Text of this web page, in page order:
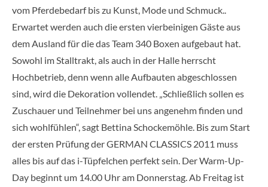
vom Pferdebedarf bis zu Kunst, Mode und Schmuck..
Erwartet werden auch die ersten vierbeinigen Gäste aus
dem Ausland für die das Team 340 Boxen aufgebaut hat.
Sowohl im Stalltrakt, als auch in der Halle herrscht
Hochbetrieb, denn wenn alle Aufbauten abgeschlossen
sind, wird die Dekoration vollendet. „Schließlich sollen es
Zuschauer und Teilnehmer bei uns angenehm finden und
sich wohlfühlen“, sagt Bettina Schockemöhle. Bis zum Start
der ersten Prüfung der GERMAN CLASSICS 2011 muss
alles bis auf das i-Tüpfelchen perfekt sein. Der Warm-Up-
Day beginnt um 14.00 Uhr am Donnerstag. Ab Freitag ist